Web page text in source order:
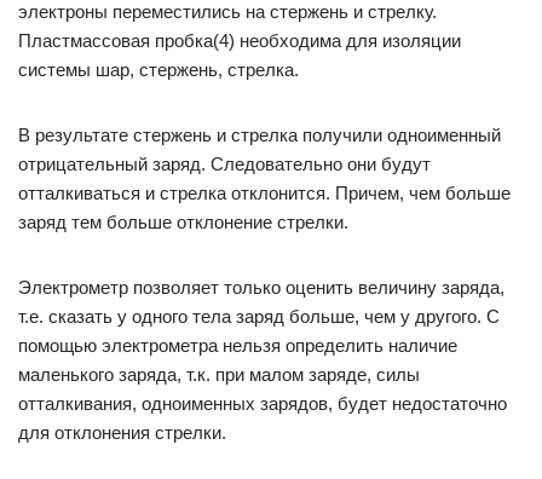
электроны переместились на стержень и стрелку.
Пластмассовая пробка(4) необходима для изоляции
системы шар, стержень, стрелка.
В результате стержень и стрелка получили одноименный
отрицательный заряд. Следовательно они будут
отталкиваться и стрелка отклонится. Причем, чем больше
заряд тем больше отклонение стрелки.
Электрометр позволяет только оценить величину заряда,
т.е. сказать у одного тела заряд больше, чем у другого. С
помощью электрометра нельзя определить наличие
маленького заряда, т.к. при малом заряде, силы
отталкивания, одноименных зарядов, будет недостаточно
для отклонения стрелки.